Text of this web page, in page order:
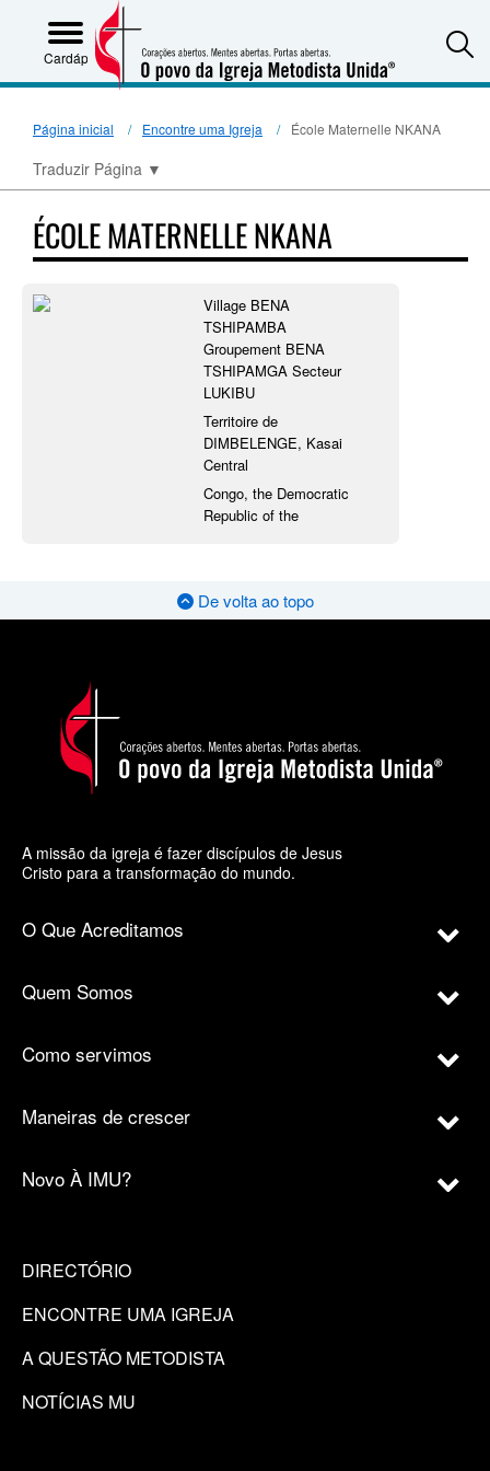
Cardápio
Página inicial Encontre uma Igreja École Maternelle NKANA
Traduzir Página ▼
ÉCOLE MATERNELLE NKANA
Village BENA
TSHIPAMBA
Groupement BENA
TSHIPAMGA Secteur
LUKIBU
Territoire de
DIMBELENGE, Kasai
Central
Congo, the Democratic
Republic of the
De volta ao topo
A missão da igreja é fazer discípulos de Jesus
Cristo para a transformação do mundo.
O Que Acreditamos
Quem Somos
Como servimos
Maneiras de crescer
Novo À IMU?
DIRECTÓRIO
ENCONTRE UMA IGREJA
A QUESTÃO METODISTA
NOTÍCIAS MU